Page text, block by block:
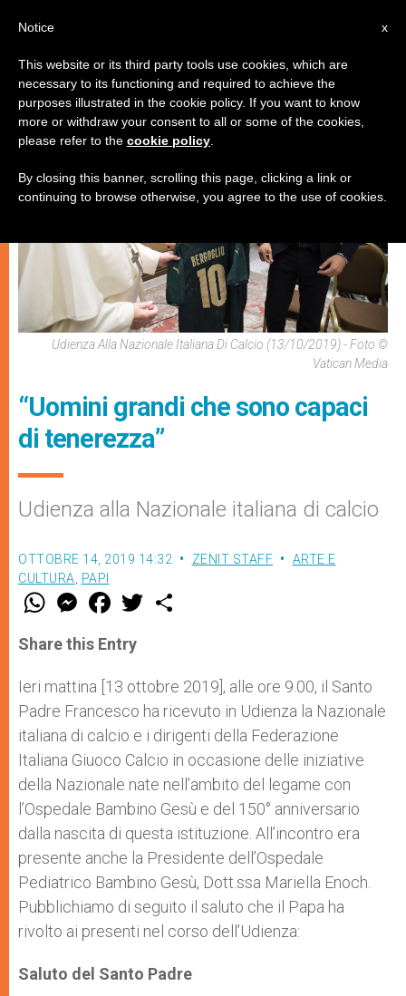
ARTE E CULTURA,PAPI
Udienza Alla Nazionale Italiana Di Calcio (13/10/2019) - Foto ©
Vatican Media
“Uomini grandi che sono capaci
di tenerezza”
Udienza alla Nazionale italiana di calcio
OTTOBRE 14, 2019 14:32 ZENIT STAFF
ARTE E
CULTURA
PAPI
W
t
s
p
p
M
e
s
e
g
e
r
F
a
e
b
o
k
w
r
Share this Entry
Ieri mattina [13 ottobre 2019], alle ore 9.00, il Santo
Padre Francesco ha ricevuto in Udienza la Nazionale
italiana di calcio e i dirigenti della Federazione
Italiana Giuoco Calcio in occasione delle iniziative
della Nazionale nate nell’ambito del legame con
l’Ospedale Bambino Gesù e del 150° anniversario
dalla nascita di questa istituzione. All’incontro era
presente anche la Presidente dell’Ospedale
Pediatrico Bambino Gesù, Dott.ssa Mariella Enoch.
Pubblichiamo di seguito il saluto che il Papa ha
rivolto ai presenti nel corso dell’Udienza:
Saluto del Santo Padre
x
Notice
This website or its third party tools use cookies, which are
necessary to its functioning and required to achieve the
purposes illustrated in the cookie policy. If you want to know
more or withdraw your consent to all or some of the cookies,
please refer to the cookie policy
By closing this banner, scrolling this page, clicking a link or
continuing to browse otherwise, you agree to the use of cookies.